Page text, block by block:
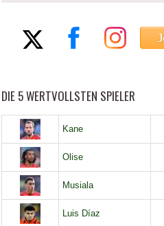
DIE 5 WERTVOLLSTEN SPIELER
Kane
Olise
Musiala
Luis Díaz